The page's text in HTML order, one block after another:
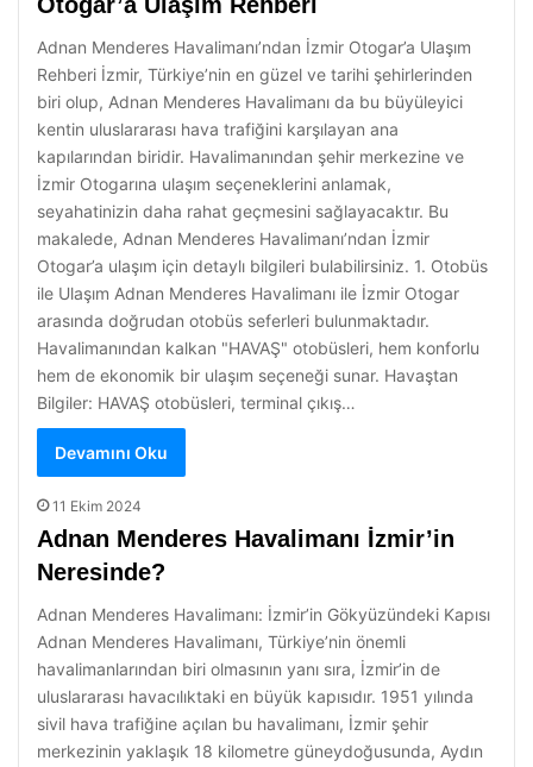
Adnan Menderes Havalimanı’ndan İzmir Otogar’a Ulaşım
Rehberi İzmir, Türkiye’nin en güzel ve tarihi şehirlerinden
biri olup, Adnan Menderes Havalimanı da bu büyüleyici
kentin uluslararası hava trafiğini karşılayan ana
kapılarından biridir. Havalimanından şehir merkezine ve
İzmir Otogarına ulaşım seçeneklerini anlamak,
seyahatinizin daha rahat geçmesini sağlayacaktır. Bu
makalede, Adnan Menderes Havalimanı’ndan İzmir
Otogar’a ulaşım için detaylı bilgileri bulabilirsiniz. 1. Otobüs
ile Ulaşım Adnan Menderes Havalimanı ile İzmir Otogar
arasında doğrudan otobüs seferleri bulunmaktadır.
Havalimanından kalkan "HAVAŞ" otobüsleri, hem konforlu
hem de ekonomik bir ulaşım seçeneği sunar. Havaştan
Bilgiler: HAVAŞ otobüsleri, terminal çıkış…
Devamını Oku
11 Ekim 2024
Adnan Menderes Havalimanı İzmir’in
Neresinde?
Adnan Menderes Havalimanı: İzmir’in Gökyüzündeki Kapısı
Adnan Menderes Havalimanı, Türkiye’nin önemli
havalimanlarından biri olmasının yanı sıra, İzmir’in de
uluslararası havacılıktaki en büyük kapısıdır. 1951 yılında
sivil hava trafiğine açılan bu havalimanı, İzmir şehir
merkezinin yaklaşık 18 kilometre güneydoğusunda, Aydın